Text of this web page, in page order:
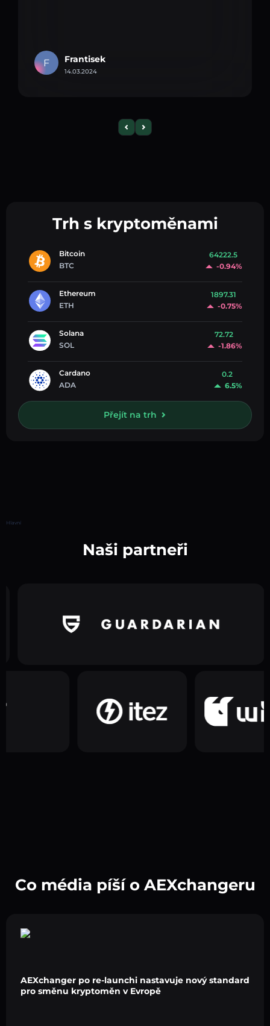
F Frantisek
14.03.2024
Trh s kryptoměnami
Bitcoin
BTC
64222.5
-0.94%
Ethereum
ETH
1897.31
-0.75%
Solana
SOL
72.72
-1.86%
Cardano
ADA
0.2
6.5%
Přejít na trh
Hlavní
Naši partneři
Co média píší o AEXchangeru
AEXchanger po re-launchi nastavuje nový standard
pro směnu kryptoměn v Evropě